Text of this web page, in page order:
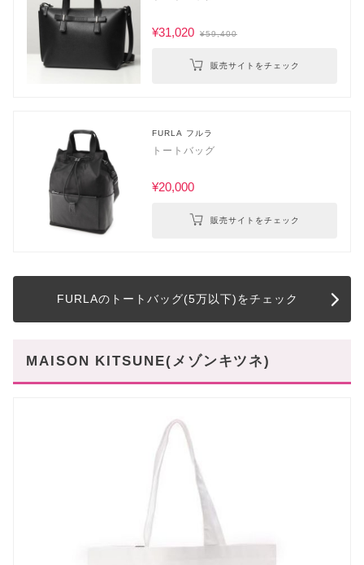
¥31,020 ¥59,400
販売サイトをチェック
FURLA フルラ
トートバッグ
¥20,000
販売サイトをチェック
FURLAのトートバッグ(5万以下)をチェック
MAISON KITSUNE(メゾンキツネ)